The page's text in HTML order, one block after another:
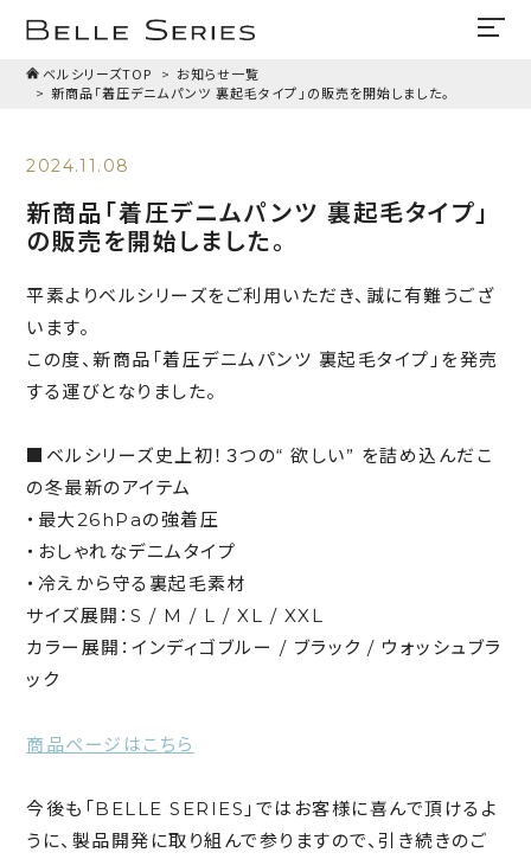
ベルシリーズTOP お知らせ一覧
新商品「着圧デニムパンツ 裏起毛タイプ」の販売を開始しました。
2024.11.08
新商品「着圧デニムパンツ 裏起毛タイプ」
の販売を開始しました。
平素よりベルシリーズをご利用いただき、誠に有難うござ
います。
この度、新商品「着圧デニムパンツ 裏起毛タイプ」を発売
する運びとなりました。
■ベルシリーズ史上初！３つの“ 欲しい” を詰め込んだこ
の冬最新のアイテム
・最大26hPaの強着圧
・おしゃれなデニムタイプ
・冷えから守る裏起毛素材
サイズ展開：S / M / L / XL / XXL
カラー展開：インディゴブルー / ブラック / ウォッシュブラ
ック
商品ページはこちら
今後も「BELLE SERIES」ではお客様に喜んで頂けるよ
うに、製品開発に取り組んで参りますので、引き続きのご